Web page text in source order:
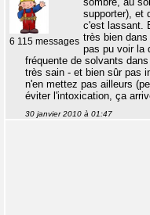
6 115 messages
supporter), et
c'est lassant.
très bien
pas pu voir la
fréquente de solvants
très sain - et bien sûr pas
n'en mettez pas ailleurs
éviter l'intoxication, ça
30 janvier 2010 à 01:47